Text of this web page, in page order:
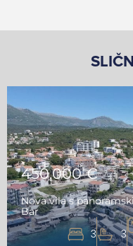
450,000 €
Nova vila s
Bar
3 3